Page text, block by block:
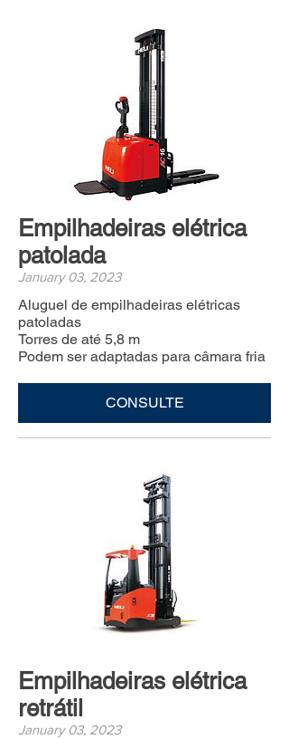
Empilhadeiras elétrica
patolada
January 03, 2023
Aluguel de empilhadeiras elétricas
patoladas
Torres de até 5,8 m
Podem ser adaptadas para câmara fria
CONSULTE
Empilhadeiras elétrica
retrátil
January 03, 2023